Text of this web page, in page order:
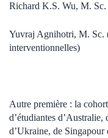
Richard K.S. Wu, M.
Yuvraj Agnihotri, M. Sc.
interventionnelles)
Autre première : la
d’étudiantes
d’Ukraine, de